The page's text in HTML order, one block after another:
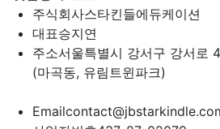
주식회사스타킨들에듀케이션
대표승지연
주소서울특별시 강서구 강서로
(마곡동, 유림트윈파크)
Email